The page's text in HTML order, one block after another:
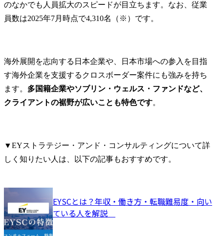
のなかでも人員拡大のスピードが目立ちます。なお、従業
員数は2025年7月時点で4,310名（※）です。
海外展開を志向する日本企業や、日本市場への参入を目指
す海外企業を支援するクロスボーダー案件にも強みを持ち
ます。 多国籍企業やソブリン・ウェルス・ファンドなど、
クライアントの裾野が広いことも特色です。
▼EYストラテジー・アンド・コンサルティングについて詳
しく知りたい人は、以下の記事もおすすめです。
EYSCとは？年収・働き方・転職難易度・向い